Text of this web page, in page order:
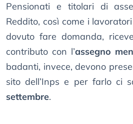
Pensionati e titolari di
Reddito, così come i
dovuto fare domanda,
contributo con l’assegno
badanti, invece, devono
sito dell’Inps e per farlo ci
settembre.